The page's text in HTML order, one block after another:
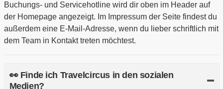
Buchungs- und Servicehotline wird dir oben im Header auf
der Homepage angezeigt. Im Impressum der Seite findest du
außerdem eine E-Mail-Adresse, wenn du lieber schriftlich mit
dem Team in Kontakt treten möchtest.
👀 Finde ich Travelcircus in den sozialen
Medien?